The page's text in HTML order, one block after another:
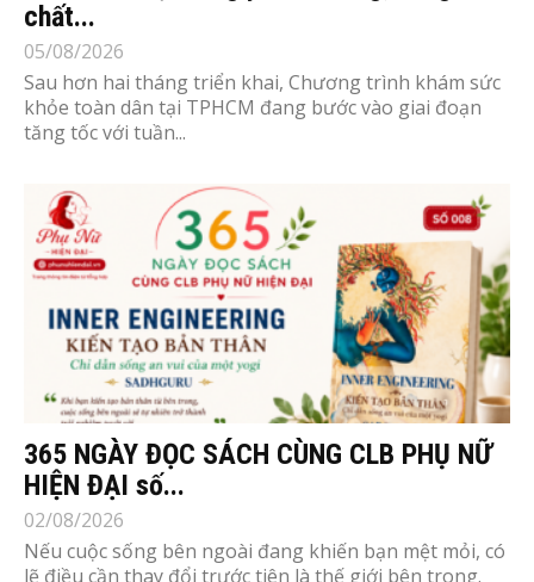
chất...
05/08/2026
Sau hơn hai tháng triển khai, Chương trình khám sức
khỏe toàn dân tại TPHCM đang bước vào giai đoạn
tăng tốc với tuần...
365 NGÀY ĐỌC SÁCH CÙNG CLB PHỤ NỮ
HIỆN ĐẠI số...
02/08/2026
Nếu cuộc sống bên ngoài đang khiến bạn mệt mỏi, có
lẽ điều cần thay đổi trước tiên là thế giới bên trong.